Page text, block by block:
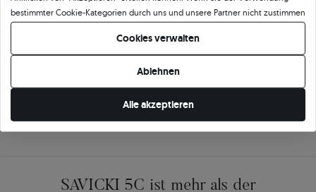
10 468 252
SAVICKI 5C ist mehr als der
bestimmter Cookie-Kategorien durch uns und unsere Partner nicht zustimmen
möchten, klicken Sie auf "Lassen Sie mich wählen" und bestimmen Sie Ihre
Präferenzen. Sie können Ihre Zustimmung jederzeit widerrufen, indem Sie
Ihre Cookie-Einstellungen ändern.
Cookies verwalten
Ablehnen
Alle akzeptieren